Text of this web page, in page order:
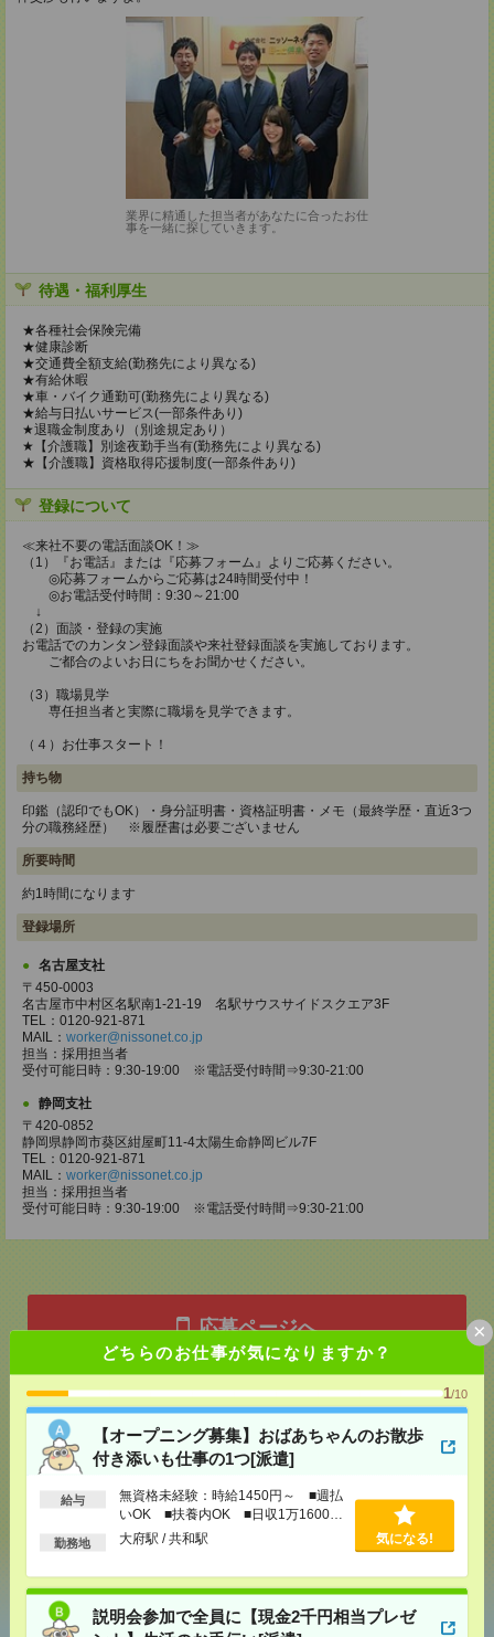
どちらのお仕事が気になりますか？
1/10
【オープニング募集】おばあちゃんのお散歩
付き添いも仕事の1つ[派遣]
給与
無資格未経験：時給1450円～ ■週払
いOK ■扶養内OK ■日収1万1600円
以上
勤務地 大府駅 / 共和駅 気になる!
説明会参加で全員に【現金2千円相当プレゼ
×
業界に精通した担当者があなたに合ったお仕
事を一緒に探していきます。
待遇・福利厚生
★各種社会保険完備
★健康診断
★交通費全額支給(勤務先により異なる)
★有給休暇
★車・バイク通勤可(勤務先により異なる)
★給与日払いサービス(一部条件あり)
★退職金制度あり（別途規定あり）
★【介護職】別途夜勤手当有(勤務先により異なる)
★【介護職】資格取得応援制度(一部条件あり)
登録について
≪来社不要の電話面談OK！≫
（1）『お電話』または『応募フォーム』よりご応募ください。
◎応募フォームからご応募は24時間受付中！
◎お電話受付時間：9:30～21:00
↓
（2）面談・登録の実施
お電話でのカンタン登録面談や来社登録面談を実施しております。
ご都合のよいお日にちをお聞かせください。
（3）職場見学
専任担当者と実際に職場を見学できます。
（４）お仕事スタート！
持ち物
印鑑（認印でもOK）・身分証明書・資格証明書・メモ（最終学歴・直近3つ
分の職務経歴） ※履歴書は必要ございません
所要時間
約1時間になります
登録場所
名古屋支社
〒450-0003
名古屋市中村区名駅南1-21-19 名駅サウスサイドスクエア3F
TEL：0120-921-871
MAIL： worker@nissonet.co.jp
担当：採用担当者
受付可能日時：9:30-19:00 ※電話受付時間⇒9:30-21:00
静岡支社
〒420-0852
静岡県静岡市葵区紺屋町11-4太陽生命静岡ビル7F
TEL：0120-921-871
MAIL： worker@nissonet.co.jp
担当：採用担当者
受付可能日時：9:30-19:00 ※電話受付時間⇒9:30-21:00
応募ページへ
気になる！
ブックマーク